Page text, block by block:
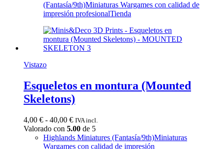
desde
6,00 €
22,00 €
(Fantasía/9th)Miniaturas Wargames con calidad de
impresión profesionalTienda
Vistazo
Esqueletos en montura (Mounted
Skeletons)
4,00 € - 40,00 €Rango
de
precios:
desde
IVA incl.
Valorado con 5.00 de 5
Highlands Miniatures (Fantasía/9th)Miniaturas
Wargames con calidad de impresión